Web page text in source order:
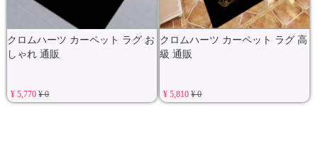
クロムハーツ カーペット ラグ お
しゃれ 通販
¥ 5,770¥ 0
クロムハーツ カーペット ラグ 高
級 通販
¥ 5,810¥ 0